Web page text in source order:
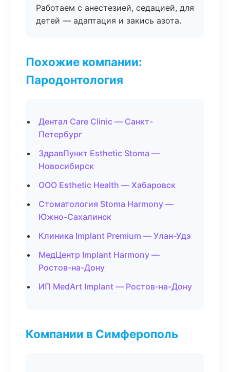
Работаем с анестезией, седацией, для
детей — адаптация и закись азота.
Похожие компании:
Пародонтология
Дентал Care Clinic — Санкт-
Петербург
ЗдравПункт Esthetic Stoma —
Новосибирск
ООО Esthetic Health — Хабаровск
Стоматология Stoma Harmony —
Южно-Сахалинск
Клиника Implant Premium — Улан-Удэ
МедЦентр Implant Harmony —
Ростов-на-Дону
ИП MedArt Implant — Ростов-на-Дону
Компании в Симферополь